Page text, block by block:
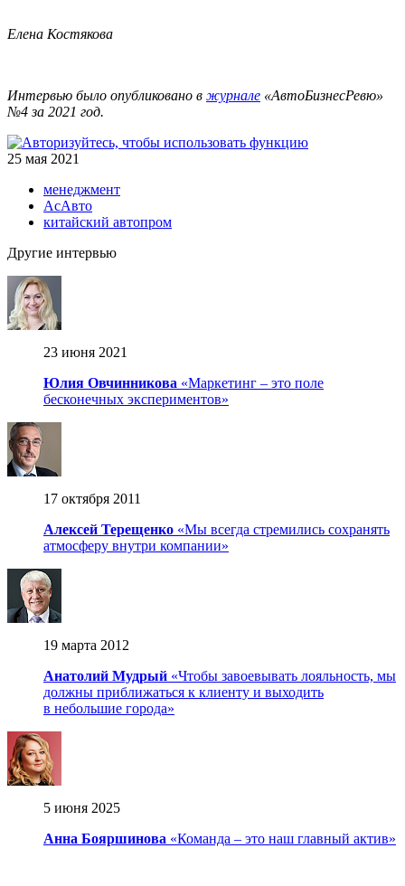
Елена Костякова
Интервью было опубликовано в журнале «АвтоБизнесРевю»
№4 за 2021 год.
25 мая 2021
менеджмент
АсАвто
китайский автопром
Другие интервью
23 июня 2021
Юлия Овчинникова «Маркетинг – это поле
бесконечных экспериментов»
17 октября 2011
Алексей Терещенко «Мы всегда стремились сохранять
атмосферу внутри компании»
19 марта 2012
Анатолий Мудрый «Чтобы завоевывать лояльность, мы
должны приближаться к клиенту и выходить
в небольшие города»
5 июня 2025
Анна Бояршинова «Команда – это наш главный актив»